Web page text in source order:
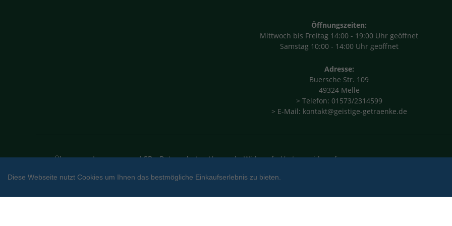
Öffnungszeiten:
Mittwoch bis Freitag 14:00 - 19:00 Uhr geöffnet
Samstag 10:00 - 14:00 Uhr geöffnet
Adresse:
Buersche Str. 109
49324 Melle
> Telefon: 01573/2314599
> E-Mail: kontakt@geistige-getraenke.de
Über uns Impressum AGB Datenschutz Versand Widerruf
Vertrag widerrufen
(c) 2026 Hunkerhof GmbH
Diese Webseite nutzt Cookies um Ihnen das bestmögliche Einkaufserlebnis zu bieten.